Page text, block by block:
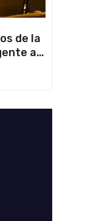
de la
a